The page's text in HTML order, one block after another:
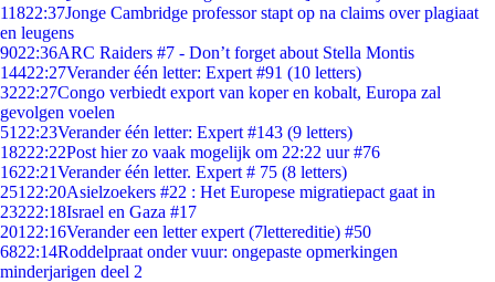
11822:37Jonge Cambridge professor stapt op na claims over plagiaat
en leugens
9022:36ARC Raiders #7 - Don’t forget about Stella Montis
14422:27Verander één letter: Expert #91 (10 letters)
3222:27Congo verbiedt export van koper en kobalt, Europa zal
gevolgen voelen
51 22:23Verander één letter: Expert #143 (9 letters)
18222:22Post hier zo vaak mogelijk om 22:22 uur #76
1622:21Verander één letter. Expert # 75 (8 letters)
251 22:20Asielzoekers #22 : Het Europese migratiepact gaat in
23222:18Israel en Gaza #17
201 22:16Verander een letter expert (7lettereditie) #50
6822:14Roddelpraat onder vuur: ongepaste opmerkingen
minderjarigen deel 2